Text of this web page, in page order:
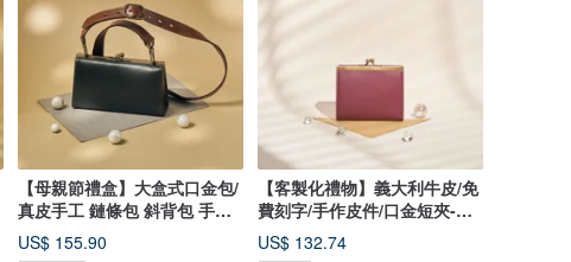
【母親節禮盒】大盒式口金包/
真皮手工 鏈條包 斜背包 手提
包
US$ 155.90
【客製化禮物】義大利牛皮/免
費刻字/手作皮件/口金短夾-蘇
芳紅
US$ 132.74